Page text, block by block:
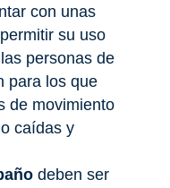
con unas
su uso
personas de
para los que
de movimiento
caídas y
deben ser